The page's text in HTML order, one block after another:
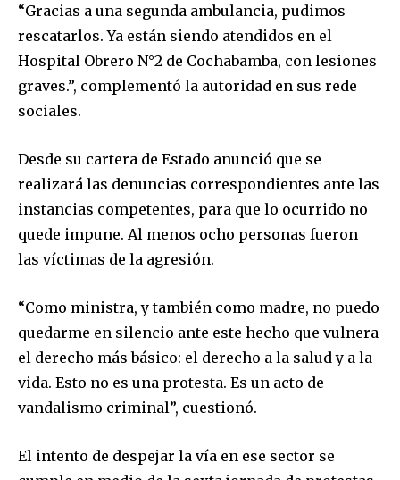
Join our community of
SUBSCRIBERS and be part of the
conversation.
To subscribe, simply enter your email address on our website
safe with us.
“Gracias a una segunda ambulancia, pudimos
rescatarlos. Ya están siendo atendidos en el
Hospital Obrero N°2 de Cochabamba, con lesiones
graves.”, complementó la autoridad en sus rede
sociales.
Desde su cartera de Estado anunció que se
realizará las denuncias correspondientes ante las
instancias competentes, para que lo ocurrido no
quede impune. Al menos ocho personas fueron
las víctimas de la agresión.
“Como ministra, y también como madre, no puedo
quedarme en silencio ante este hecho que vulnera
el derecho más básico: el derecho a la salud y a la
vida. Esto no es una protesta. Es un acto de
vandalismo criminal”, cuestionó.
El intento de despejar la vía en ese sector se